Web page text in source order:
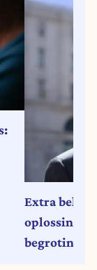
Extra
oplossing